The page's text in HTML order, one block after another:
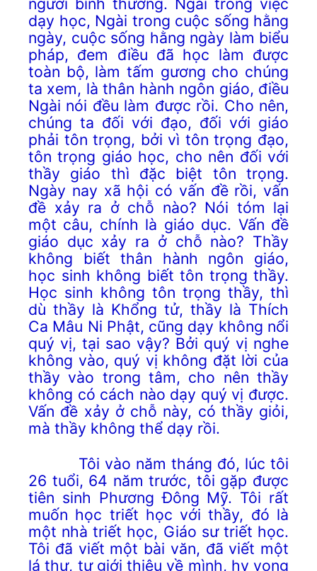
dạy học, Ngài trong cuộc sống hằng
ngày, cuộc sống hằng ngày làm biểu
pháp, đem điều đã học làm được
toàn bộ, làm tấm gương cho chúng
ta xem, là thân hành ngôn giáo, điều
Ngài nói đều làm được rồi. Cho nên,
chúng ta đối với đạo, đối với giáo
phải tôn trọng, bởi vì tôn trọng đạo,
tôn trọng giáo học, cho nên đối với
thầy giáo thì đặc biệt tôn trọng.
Ngày nay xã hội có vấn đề rồi, vấn
đề xảy ra ở chỗ nào? Nói tóm lại
một câu, chính là giáo dục. Vấn đề
giáo dục xảy ra ở chỗ nào? Thầy
không biết thân hành ngôn giáo,
học sinh không biết tôn trọng thầy.
Học sinh không tôn trọng thầy, thì
dù thầy là Khổng tử, thầy là Thích
Ca Mâu Ni Phật, cũng dạy không nổi
quý vị, tại sao vậy? Bởi quý vị nghe
không vào, quý vị không đặt lời của
thầy vào trong tâm, cho nên thầy
không có cách nào dạy quý vị được.
Vấn đề xảy ở chỗ này, có thầy giỏi,
mà thầy không thể dạy rồi.
Tôi vào năm tháng đó, lúc tôi
26 tuổi, 64 năm trước, tôi gặp được
tiên sinh Phương Đông Mỹ. Tôi rất
muốn học triết học với thầy, đó là
một nhà triết học, Giáo sư triết học.
Tôi đã viết một bài văn, đã viết một
lá thư, tự giới thiệu về mình, hy vọng